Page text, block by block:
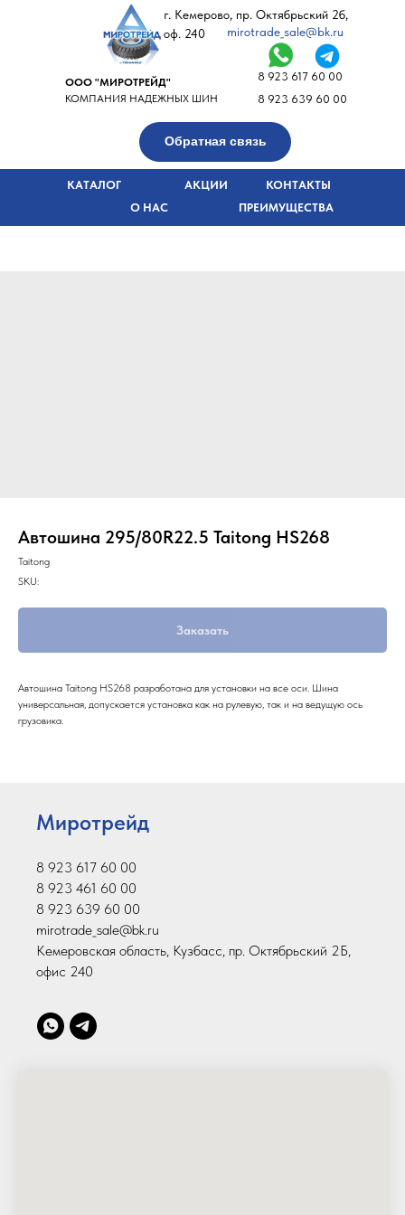
г. Кемерово, пр. Октябрьский 2б,
оф. 240
8 923 617 60 00
8 923 639 60 00
mirotrade_sale@bk.ru
Обратная связь
КАТАЛОГ
АКЦИИ
О НАС
КОНТАКТЫ
ПРЕИМУЩЕСТВА
ООО "МИРОТРЕЙД"
КОМПАНИЯ НАДЕЖНЫХ ШИН
Автошина 295/80R22.5 Taitong HS268
Taitong
SKU:
Заказать
Автошина Taitong HS268 разработана для установки на все оси. Шина
универсальная, допускается установка как на рулевую, так и на ведущую ось
грузовика.
Миротрейд
8 923 617 60 00
8 923 461 60 00
8 923 639 60 00
mirotrade_sale@bk.ru
Кемеровская область, Кузбасс, пр. Октябрьский 2Б,
офис 240